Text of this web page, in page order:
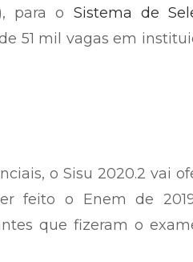
para o Sistema de
51 mil vagas em
o Sisu 2020.2 vai
feito o Enem de
que fizeram o